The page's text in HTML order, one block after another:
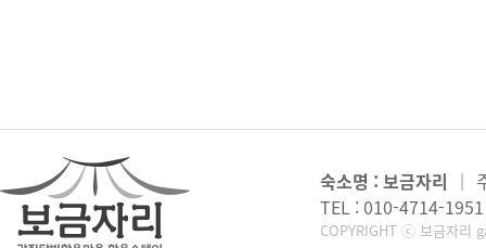
숙소명 : 보금자리 ｜
TEL : 010-4714-1951
COPYRIGHT ⓒ 보금자리